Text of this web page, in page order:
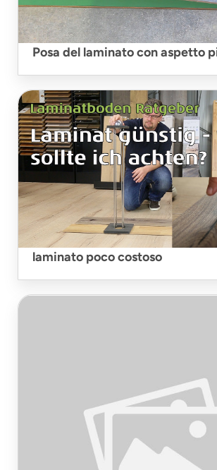
Posa del laminato con aspetto
laminato poco costoso
Test del fondo prima della posa